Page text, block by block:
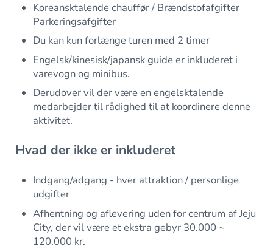
Koreansktalende chauffør / Brændstofafgifter
Parkeringsafgifter
Du kan kun forlænge turen med 2 timer
Engelsk/kinesisk/japansk guide er inkluderet i
varevogn og minibus.
Derudover vil der være en engelsktalende
medarbejder til rådighed til at koordinere denne
aktivitet.
Hvad der ikke er inkluderet
Indgang/adgang - hver attraktion / personlige
udgifter
Afhentning og aflevering uden for centrum af Jeju
City, der vil være et ekstra gebyr 30.000 ~
120.000 kr.